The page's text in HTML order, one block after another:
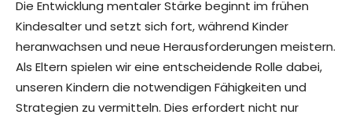
Die Entwicklung mentaler Stärke beginnt im frühen
Kindesalter und setzt sich fort, während Kinder
heranwachsen und neue Herausforderungen meistern.
Als Eltern spielen wir eine entscheidende Rolle dabei,
unseren Kindern die notwendigen Fähigkeiten und
Strategien zu vermitteln. Dies erfordert nicht nur